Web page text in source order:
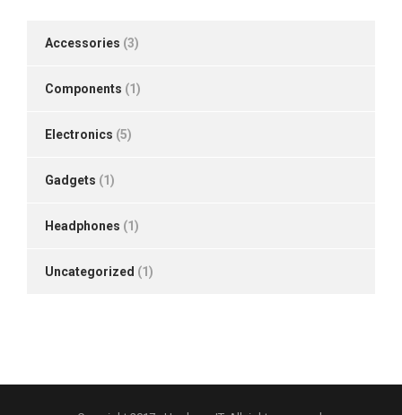
Accessories (3)
Components (1)
Electronics (5)
Gadgets (1)
Headphones (1)
Uncategorized (1)